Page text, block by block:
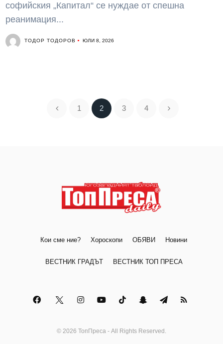
софийския „Капитал“ се нуждае от спешна
реанимация...
ТОДОР ТОДОРОВ ЮЛИ 8, 2026
1 2 3 4
Кои сме ние? Хороскопи ОБЯВИ Новини
ВЕСТНИК ГРАДЪТ ВЕСТНИК ТОП ПРЕСА
© 2026 ТопПреса - All Rights Reserved.